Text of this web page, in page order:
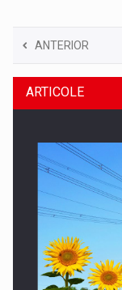
ANTERIOR
ARTICOLE